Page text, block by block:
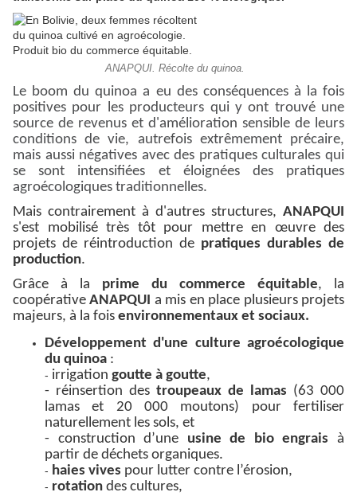
ANAPQUI. Récolte du quinoa.
Le boom du quinoa a eu des conséquences à la fois
positives pour les producteurs qui y ont trouvé une
source de revenus et d'amélioration sensible de leurs
conditions de vie, autrefois extrêmement précaire,
mais aussi négatives avec des pratiques culturales qui
se sont intensifiées et éloignées des pratiques
agroécologiques traditionnelles.
Mais contrairement à d'autres structures, ANAPQUI
s'est mobilisé très tôt pour mettre en œuvre des
projets de réintroduction de pratiques durables de
production.
Grâce à la prime du commerce équitable, la
coopérativeANAPQUI a mis en place plusieurs projets
majeurs, à la fois environnementaux et sociaux.
Développement d'une culture agroécologique
du quinoa :
- irrigation goutte à goutte,
- réinsertion des troupeaux de lamas (63 000
lamas et 20 000 moutons) pour fertiliser
naturellement les sols, et
- construction d’une usine de bio engrais à
partir de déchets organiques.
- haies vives pour lutter contre l’érosion,
- rotation des cultures,